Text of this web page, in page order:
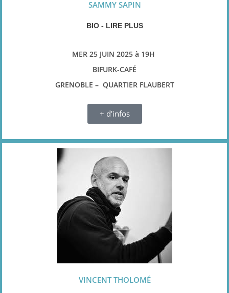
SAMMY SAPIN
BIO - LIRE PLUS
MER 25 JUIN 2025 à 19H
BIFURK-CAFÉ
GRENOBLE – QUARTIER FLAUBERT
+ d'infos
VINCENT THOLOMÉ